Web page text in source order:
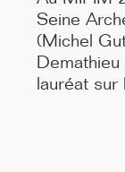
BIENNIAL
et ALUN BE
de Dakar lors
Seine
(Michel
lauréat